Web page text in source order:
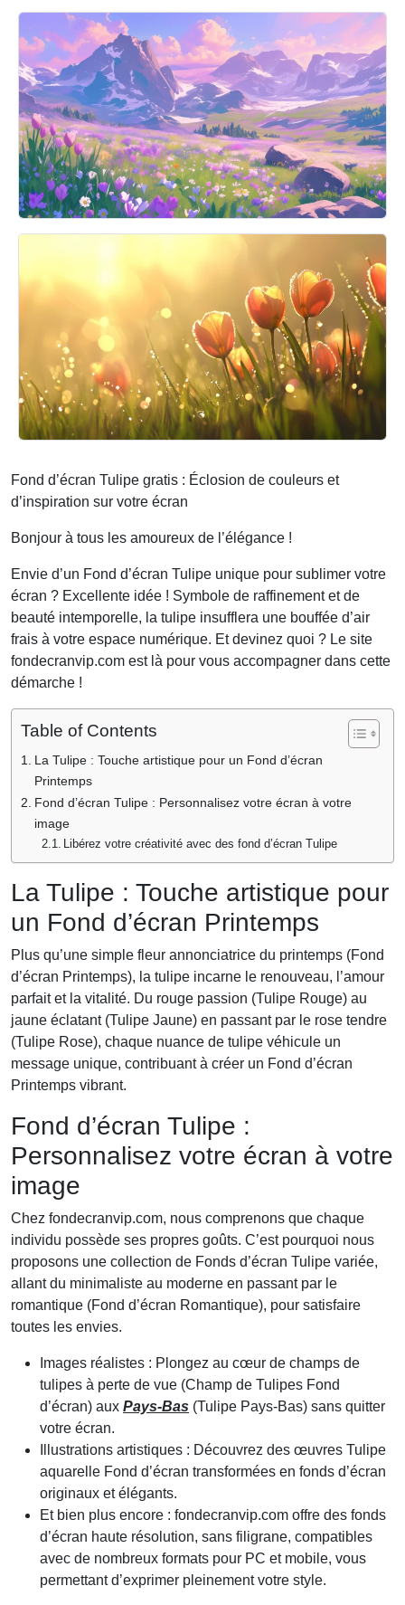
Fond d’écran Tulipe gratis : Éclosion de couleurs et
d’inspiration sur votre écran
Bonjour à tous les amoureux de l’élégance !
Envie d’un Fond d’écran Tulipe unique pour sublimer votre
écran ? Excellente idée ! Symbole de raffinement et de
beauté intemporelle, la tulipe insufflera une bouffée d’air
frais à votre espace numérique. Et devinez quoi ? Le site
fondecranvip.com est là pour vous accompagner dans cette
démarche !
Table of Contents
La Tulipe : Touche artistique pour un Fond d’écran
Printemps
Fond d’écran Tulipe : Personnalisez votre écran à votre
image
Libérez votre créativité avec des fond d’écran Tulipe
La Tulipe : Touche artistique pour
un Fond d’écran Printemps
Plus qu’une simple fleur annonciatrice du printemps (Fond
d’écran Printemps), la tulipe incarne le renouveau, l’amour
parfait et la vitalité. Du rouge passion (Tulipe Rouge) au
jaune éclatant (Tulipe Jaune) en passant par le rose tendre
(Tulipe Rose), chaque nuance de tulipe véhicule un
message unique, contribuant à créer un Fond d’écran
Printemps vibrant.
Fond d’écran Tulipe :
Personnalisez votre écran à votre
image
Chez fondecranvip.com, nous comprenons que chaque
individu possède ses propres goûts. C’est pourquoi nous
proposons une collection de Fonds d’écran Tulipe variée,
allant du minimaliste au moderne en passant par le
romantique (Fond d’écran Romantique), pour satisfaire
toutes les envies.
Images réalistes : Plongez au cœur de champs de
tulipes à perte de vue (Champ de Tulipes Fond
d’écran) aux Pays-Bas (Tulipe Pays-Bas) sans quitter
votre écran.
Illustrations artistiques : Découvrez des œuvres Tulipe
aquarelle Fond d’écran transformées en fonds d’écran
originaux et élégants.
Et bien plus encore : fondecranvip.com offre des fonds
d’écran haute résolution, sans filigrane, compatibles
avec de nombreux formats pour PC et mobile, vous
permettant d’exprimer pleinement votre style.